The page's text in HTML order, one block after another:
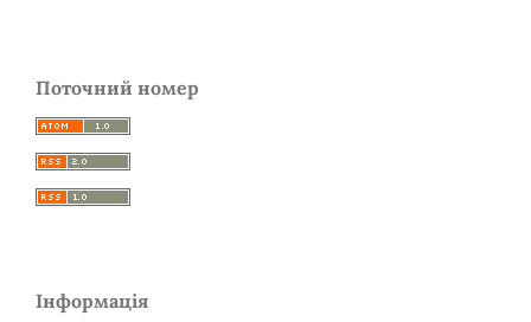
Поточний номер
Інформація